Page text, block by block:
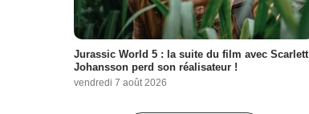
Jurassic World 5 : la suite du film avec Scarlett
Johansson perd son réalisateur !
vendredi 7 août 2026